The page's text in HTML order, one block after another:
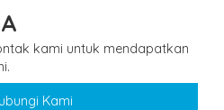
kami untuk mendapatkan
Kami